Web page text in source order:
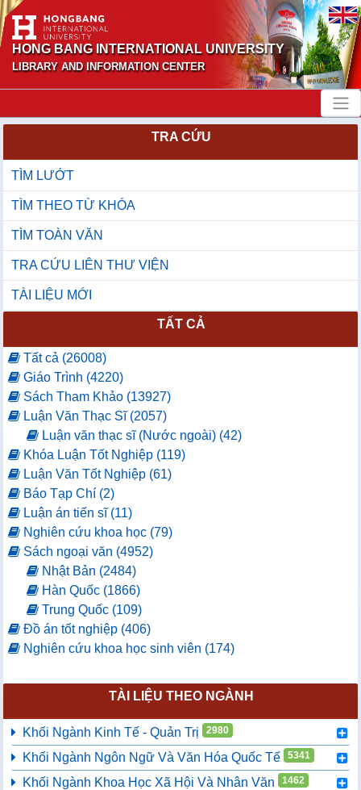
HONG BANG INTERNATIONAL UNIVERSITY
LIBRARY AND INFORMATION CENTER
TRA CỨU
TÌM LƯỚT
TÌM THEO TỪ KHÓA
TÌM TOÀN VĂN
TRA CỨU LIÊN THƯ VIỆN
TÀI LIỆU MỚI
TẤT CẢ
Tất cả (26008)
Giáo Trình (4220)
Sách Tham Khảo (13927)
Luận Văn Thạc Sĩ (2057)
Luận văn thạc sĩ (Nước ngoài) (42)
Khóa Luận Tốt Nghiệp (119)
Luận Văn Tốt Nghiệp (61)
Báo Tạp Chí (2)
Luận án tiến sĩ (11)
Nghiên cứu khoa học (79)
Sách ngoại văn (4952)
Nhật Bản (2484)
Hàn Quốc (1866)
Trung Quốc (109)
Đồ án tốt nghiệp (406)
Nghiên cứu khoa học sinh viên (174)
TÀI LIỆU THEO NGÀNH
Khối Ngành Kinh Tế - Quản Trị 2980
Khối Ngành Ngôn Ngữ Và Văn Hóa Quốc Tế 5341
Khối Ngành Khoa Học Xã Hội Và Nhân Văn 1462